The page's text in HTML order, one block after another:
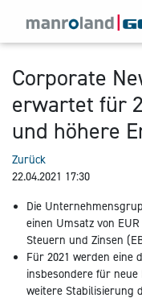
Corporate
erwartet für
und höhere
Zurück
22.04.2021 17:30
Die
einen Umsatz von
Steuern und Zinsen
Für 2021 werden eine
insbesondere für neue
weitere Stabilisierung